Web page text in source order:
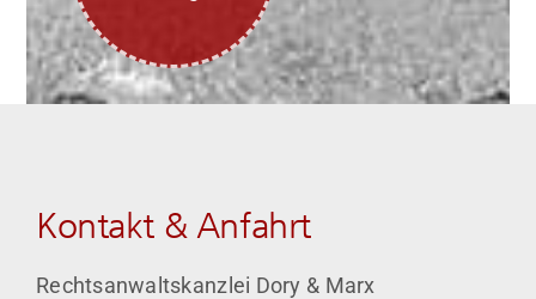
Kontakt & Anfahrt
Rechtsanwaltskanzlei Dory & Marx